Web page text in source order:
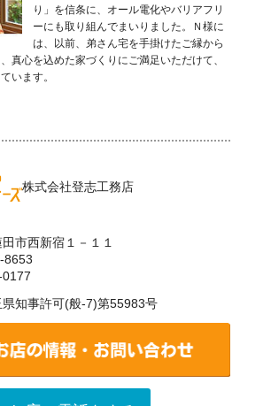
り」を信条に、オール電化やバリアフリ
ーにも取り組んでまいりました。Ｎ様に
は、以前、弟さん宅を手掛けたご縁から
真心を込めた家づくりにご満足いただけて、
います。
株式会社登志工務店
市西新宿１－１１
8653
知事許可(般-7)第55983号